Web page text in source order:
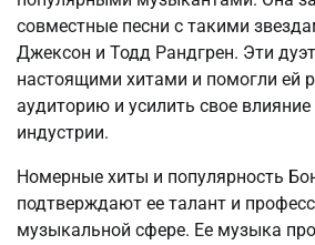
совместные песни с такими
Джексон и Тодд Рандгрен. Эти
настоящими хитами и помогли ей
аудиторию и усилить свое
индустрии.
Номерные хиты и популярность
подтверждают ее талант и
музыкальной сфере. Ее музыка